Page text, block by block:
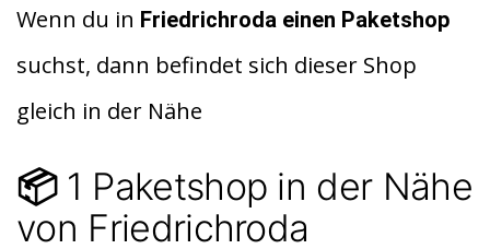
d
di
t
at
s
A
p
le
n
Wenn du in Friedrichroda einen Paketshop
suchst, dann befindet sich dieser Shop
gleich in der Nähe
📦1 Paketshop in der Nähe
von Friedrichroda